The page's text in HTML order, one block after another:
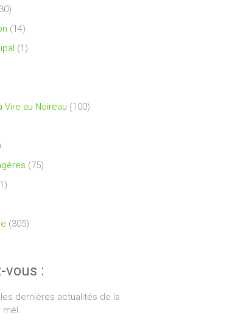
(14)
(1)
Vire au Noireau (100)
(75)
(305)
vous :
dernières actualités de la
mél.